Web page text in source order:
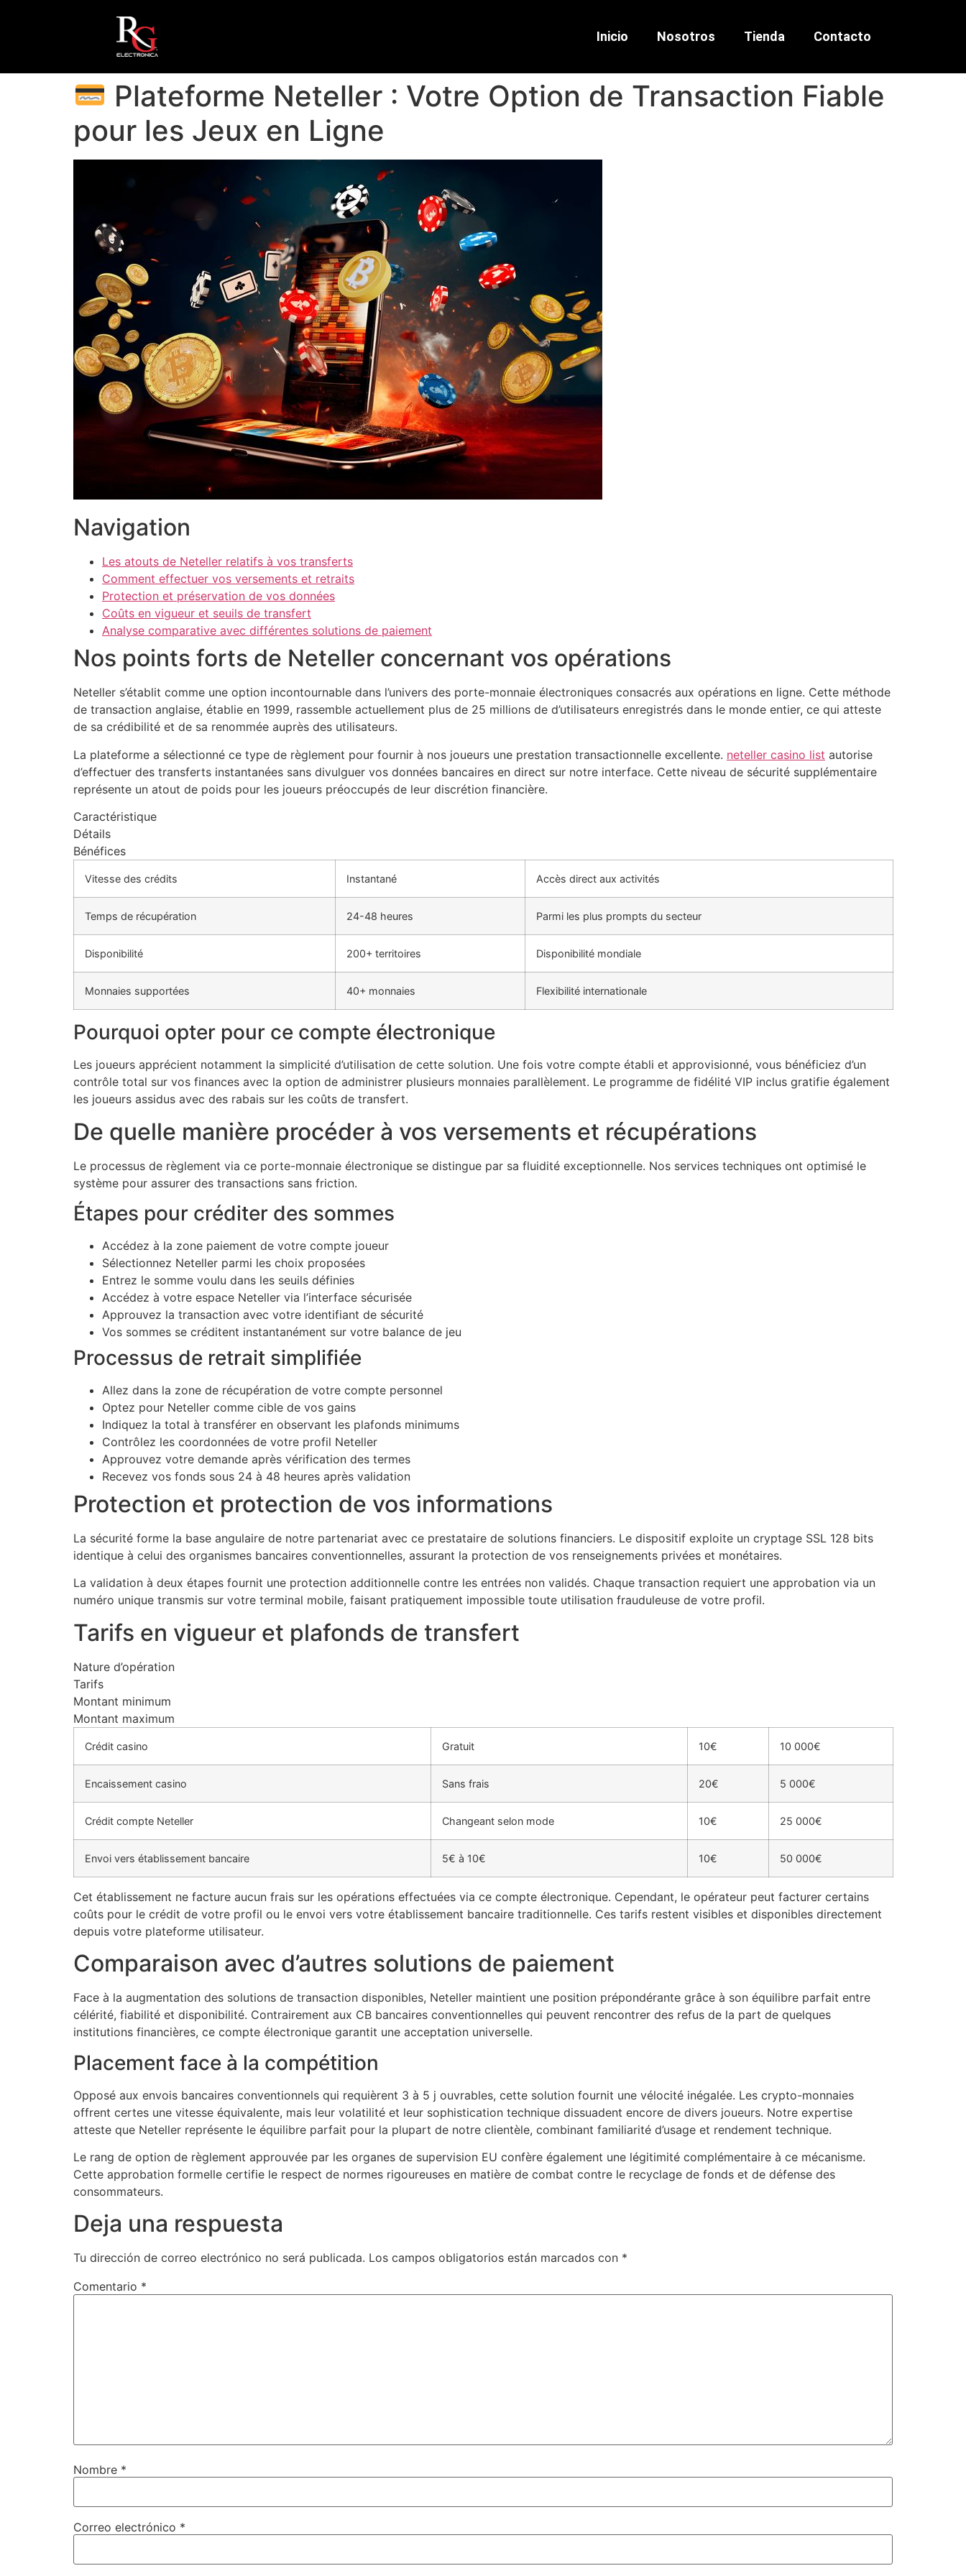
Inicio Nosotros Tienda Contacto
Plateforme Neteller : Votre Option de Transaction Fiable
pour les Jeux en Ligne
Navigation
Les atouts de Neteller relatifs à vos transferts
Comment effectuer vos versements et retraits
Protection et préservation de vos données
Coûts en vigueur et seuils de transfert
Analyse comparative avec différentes solutions de paiement
Nos points forts de Neteller concernant vos opérations
Neteller s’établit comme une option incontournable dans l’univers des porte-monnaie électroniques consacrés aux opérations en ligne. Cette méthode
de transaction anglaise, établie en 1999, rassemble actuellement plus de 25 millions de d’utilisateurs enregistrés dans le monde entier, ce qui atteste
de sa crédibilité et de sa renommée auprès des utilisateurs.
La plateforme a sélectionné ce type de règlement pour fournir à nos joueurs une prestation transactionnelle excellente. neteller casino list autorise
d’effectuer des transferts instantanées sans divulguer vos données bancaires en direct sur notre interface. Cette niveau de sécurité supplémentaire
représente un atout de poids pour les joueurs préoccupés de leur discrétion financière.
Caractéristique
Détails
Bénéfices
Vitesse des crédits Instantané Accès direct aux activités
Temps de récupération 24-48 heures Parmi les plus prompts du secteur
Disponibilité 200+ territoires Disponibilité mondiale
Monnaies supportées 40+ monnaies Flexibilité internationale
Pourquoi opter pour ce compte électronique
Les joueurs apprécient notamment la simplicité d’utilisation de cette solution. Une fois votre compte établi et approvisionné, vous bénéficiez d’un
contrôle total sur vos finances avec la option de administrer plusieurs monnaies parallèlement. Le programme de fidélité VIP inclus gratifie également
les joueurs assidus avec des rabais sur les coûts de transfert.
De quelle manière procéder à vos versements et récupérations
Le processus de règlement via ce porte-monnaie électronique se distingue par sa fluidité exceptionnelle. Nos services techniques ont optimisé le
système pour assurer des transactions sans friction.
Étapes pour créditer des sommes
Accédez à la zone paiement de votre compte joueur
Sélectionnez Neteller parmi les choix proposées
Entrez le somme voulu dans les seuils définies
Accédez à votre espace Neteller via l’interface sécurisée
Approuvez la transaction avec votre identifiant de sécurité
Vos sommes se créditent instantanément sur votre balance de jeu
Processus de retrait simplifiée
Allez dans la zone de récupération de votre compte personnel
Optez pour Neteller comme cible de vos gains
Indiquez la total à transférer en observant les plafonds minimums
Contrôlez les coordonnées de votre profil Neteller
Approuvez votre demande après vérification des termes
Recevez vos fonds sous 24 à 48 heures après validation
Protection et protection de vos informations
La sécurité forme la base angulaire de notre partenariat avec ce prestataire de solutions financiers. Le dispositif exploite un cryptage SSL 128 bits
identique à celui des organismes bancaires conventionnelles, assurant la protection de vos renseignements privées et monétaires.
La validation à deux étapes fournit une protection additionnelle contre les entrées non validés. Chaque transaction requiert une approbation via un
numéro unique transmis sur votre terminal mobile, faisant pratiquement impossible toute utilisation frauduleuse de votre profil.
Tarifs en vigueur et plafonds de transfert
Nature d’opération
Tarifs
Montant minimum
Montant maximum
Crédit casino Gratuit 10€ 10 000€
Encaissement casino Sans frais 20€ 5 000€
Crédit compte Neteller Changeant selon mode 10€ 25 000€
Envoi vers établissement bancaire 5€ à 10€ 10€ 50 000€
Cet établissement ne facture aucun frais sur les opérations effectuées via ce compte électronique. Cependant, le opérateur peut facturer certains
coûts pour le crédit de votre profil ou le envoi vers votre établissement bancaire traditionnelle. Ces tarifs restent visibles et disponibles directement
depuis votre plateforme utilisateur.
Comparaison avec d’autres solutions de paiement
Face à la augmentation des solutions de transaction disponibles, Neteller maintient une position prépondérante grâce à son équilibre parfait entre
célérité, fiabilité et disponibilité. Contrairement aux CB bancaires conventionnelles qui peuvent rencontrer des refus de la part de quelques
institutions financières, ce compte électronique garantit une acceptation universelle.
Placement face à la compétition
Opposé aux envois bancaires conventionnels qui requièrent 3 à 5 j ouvrables, cette solution fournit une vélocité inégalée. Les crypto-monnaies
offrent certes une vitesse équivalente, mais leur volatilité et leur sophistication technique dissuadent encore de divers joueurs. Notre expertise
atteste que Neteller représente le équilibre parfait pour la plupart de notre clientèle, combinant familiarité d’usage et rendement technique.
Le rang de option de règlement approuvée par les organes de supervision EU confère également une légitimité complémentaire à ce mécanisme.
Cette approbation formelle certifie le respect de normes rigoureuses en matière de combat contre le recyclage de fonds et de défense des
consommateurs.
Deja una respuesta
Tu dirección de correo electrónico no será publicada. Los campos obligatorios están marcados con *
Comentario *
Nombre *
Correo electrónico *